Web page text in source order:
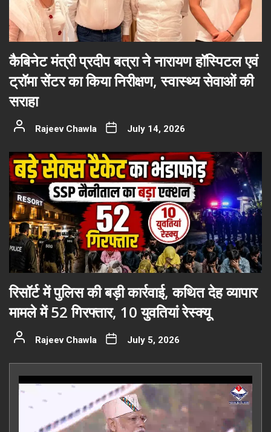
कैबिनेट मंत्री प्रदीप बत्रा ने नारायण हॉस्पिटल एवं
ट्रॉमा सेंटर का किया निरीक्षण, स्वास्थ्य सेवाओं की
सराहा
Rajeev Chawla July 14, 2026
रिसॉर्ट में पुलिस की बड़ी कार्रवाई, कथित देह व्यापार
मामले में 52 गिरफ्तार, 10 युवतियां रेस्क्यू
Rajeev Chawla July 5, 2026